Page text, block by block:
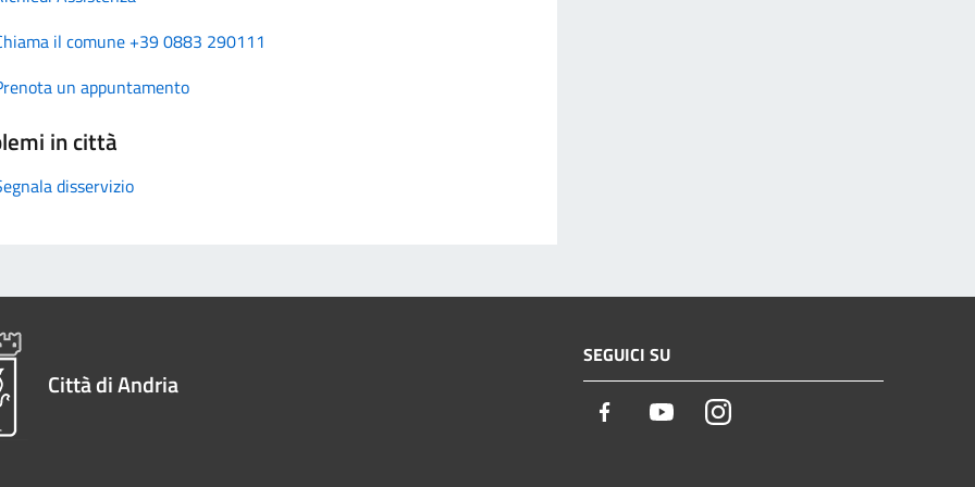
il comune +39 0883 290111
un appuntamento
in città
disservizio
Città di Andria
SEGUICI SU
Facebook YoutubeInstagram